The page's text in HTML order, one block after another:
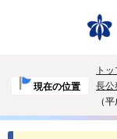
現在の位置
ト
長公
（